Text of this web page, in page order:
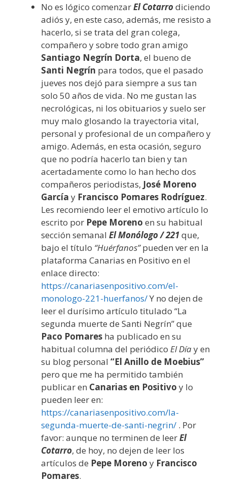
No es lógico comenzarEl Cotarrodiciendo
adiós y, en este caso, además, me resisto a
hacerlo, si se trata del gran colega,
compañero y sobre todo gran amigo
Santiago Negrín Dorta, el bueno de
Santi Negrín para todos, que el pasado
jueves nos dejó para siempre a sus tan
solo 50 años de vida. No me gustan las
necrológicas, ni los obituarios y suelo ser
muy malo glosando la trayectoria vital,
personal y profesional de un compañero y
amigo. Además, en esta ocasión, seguro
que no podría hacerlo tan bien y tan
acertadamente como lo han hecho dos
compañeros periodistas, José Moreno
García y Francisco Pomares Rodríguez.
Les recomiendo leer el emotivo artículo lo
escrito por Pepe Moreno en su habitual
sección semanal El Monólogo / 221que,
bajo el título “Huérfanos”pueden ver en la
plataforma Canarias en Positivo en el
enlace directo:
https://canariasenpositivo.com/el-
monologo-221-huerfanos/Y no dejen de
leer el durísimo artículo titulado “La
segunda muerte de Santi Negrín” que
Paco Pomares ha publicado en su
habitual columna del periódico El Díay en
su blog personal “El Anillo de Moebius”
pero que me ha permitido también
publicar en Canarias en Positivo y lo
pueden leer en:
https://canariasenpositivo.com/la-
segunda-muerte-de-santi-negrin/ . Por
favor: aunque no terminen de leerEl
Cotarro, de hoy, no dejen de leer los
artículos de Pepe Moreno y Francisco
Pomares.